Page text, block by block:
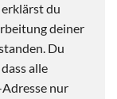
du
deiner
Du
alle
nur